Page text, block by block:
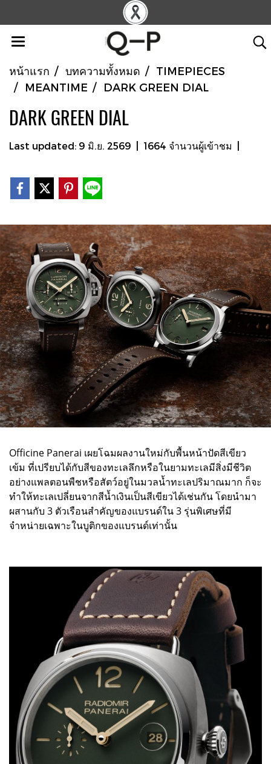
หน้าแรก บทความทั้งหมด
TIMEPIECES
MEANTIME
DARK GREEN DIAL
DARK GREEN DIAL
Last updated: 9 มิ.ย. 2569 1664 จำนวนผู้เข้าชม
Officine Panerai เผยโฉมผลงานใหม่กับพื้นหน้าปัดสีเขียว
เข้ม ที่เปรียบได้กับสีของทะเลลึกหรือในยามทะเลมีสิ่งมีชีวิต
อย่างแพลตอนพืชหรือสัตว์อยู่ในมวลน้ำทะเลปริมาณมาก ก็จะ
ทำให้ทะเลเปลี่ยนจากสีน้ำเงินเป็นสีเขียวได้เช่นกัน โดยนำมา
ผสานกับ 3 ตัวเรือนสำคัญของแบรนด์ใน 3 รุ่นพิเศษที่มี
จำหน่ายเฉพาะในบูติกของแบรนด์เท่านั้น